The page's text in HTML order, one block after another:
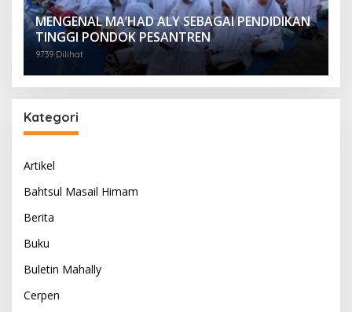
MENGENAL MA’HAD ALY SEBAGAI PENDIDIKAN
TINGGI PONDOK PESANTREN
9739 Dilihat
Kategori
Artikel
Bahtsul Masail Himam
Berita
Buku
Buletin Mahally
Cerpen